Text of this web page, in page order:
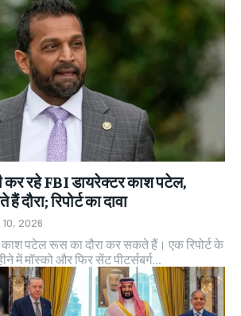
कर रहे FBI डायरेक्टर काश पटेल,
रिपोर्ट का दावा
2026
पटेल रूस का दौरा कर सकते हैं। एक रिपोर्ट के
में मॉस्को और फिर सेंट पीटर्सबर्ग...